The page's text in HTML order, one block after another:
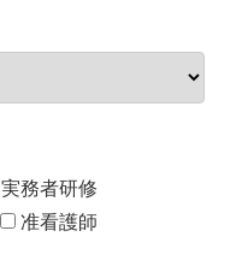
実務者研修
准看護師